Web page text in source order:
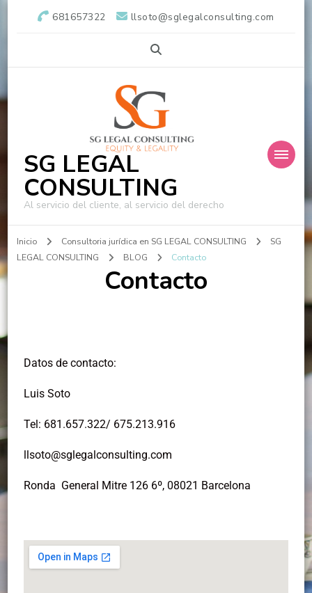
681657322 llsoto@sglegalconsulting.com
SG LEGAL
CONSULTING
Al servicio del cliente, al servicio del derecho
Inicio Consultoria jurídica en SG LEGAL CONSULTING
SG
LEGAL CONSULTING
BLOG Contacto
Contacto
Datos de contacto:
Luis Soto
Tel: 681.657.322/ 675.213.916
llsoto@sglegalconsulting.com
Ronda General Mitre 126 6º, 08021 Barcelona